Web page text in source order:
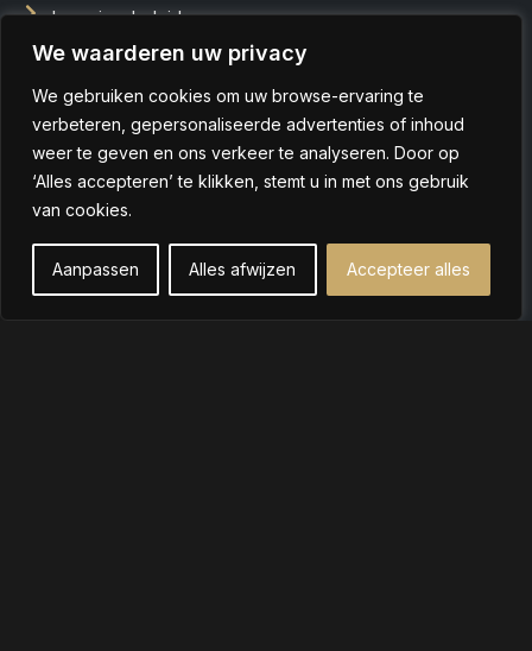
We waarderen uw privacy
We gebruiken cookies om uw browse-ervaring te
verbeteren, gepersonaliseerde advertenties of inhoud
weer te geven en ons verkeer te analyseren. Door op
‘Alles accepteren’ te klikken, stemt u in met ons gebruik
van cookies.
Aanpassen Alles afwijzen Accepteer alles
Leveringsbeleid
Betalingsbeleid
Retour- en Terugbetalingsbeleid
Privacybeleid
Snelle links
Winkel
Contact